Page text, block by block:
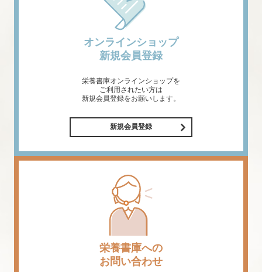
オンラインショップ
新規会員登録
栄養書庫オンラインショップを
ご利用されたい方は
新規会員登録をお願いします。
新規会員登録
栄養書庫への
お問い合わせ